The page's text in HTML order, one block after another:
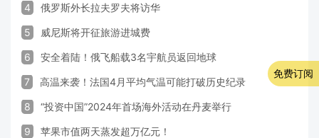
4 俄罗斯外长拉夫罗夫将访华
5 威尼斯将开征旅游进城费
6 安全着陆！俄飞船载3名宇航员返回地球
7 高温来袭！法国4月平均气温可能打破历史纪录
8 “投资中国”2024年首场海外活动在丹麦举行
9 苹果市值两天蒸发超万亿元！
免费订阅